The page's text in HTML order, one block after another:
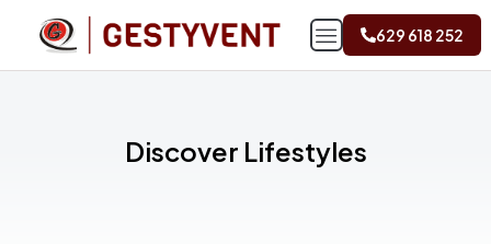
629 618 252
Discover Lifestyles